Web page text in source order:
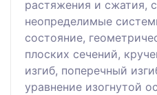
растяжения и сжатия,
неопределимые
состояние,
плоских сечений,
изгиб, поперечный
уравнение изогнутой